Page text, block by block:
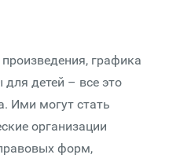
графика
детей – все это
Ими могут стать
организации
форм,